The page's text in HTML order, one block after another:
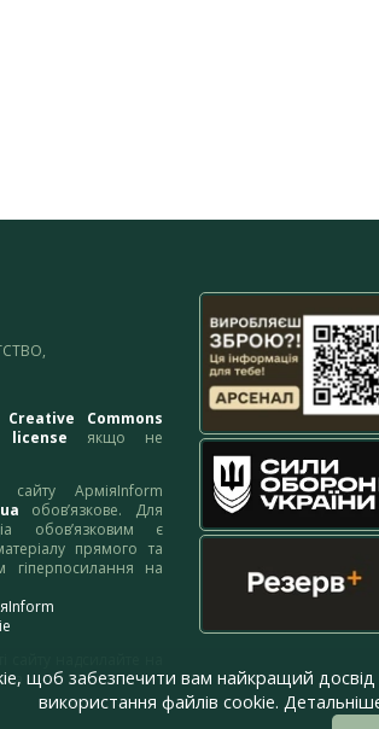
Creative Commons
якщо не
АрміяInform
обов’язкове. Для
обов’язковим є
прямого та
гіперпосилання на
щоб забезпечити вам найкращий
використання файлів cookie.